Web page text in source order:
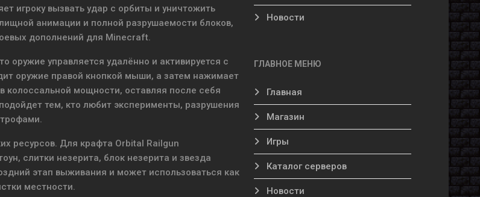
игроку вызвать удар с орбиты и уничтожить
анимации и полной разрушаемости блоков,
дополнений для Minecraft.
оружие управляется удалённо и активируется с
оружие правой кнопкой мыши, а затем нажимает
колоссальной мощности, оставляя после себя
тем, кто любит эксперименты, разрушения
ресурсов. Для крафта Orbital Railgun
слитки незерита, блок незерита и звезда
этап выживания и может использоваться как
местности.
Новости
ГЛАВНОЕ МЕНЮ
Главная
Магазин
Игры
Каталог серверов
Новости